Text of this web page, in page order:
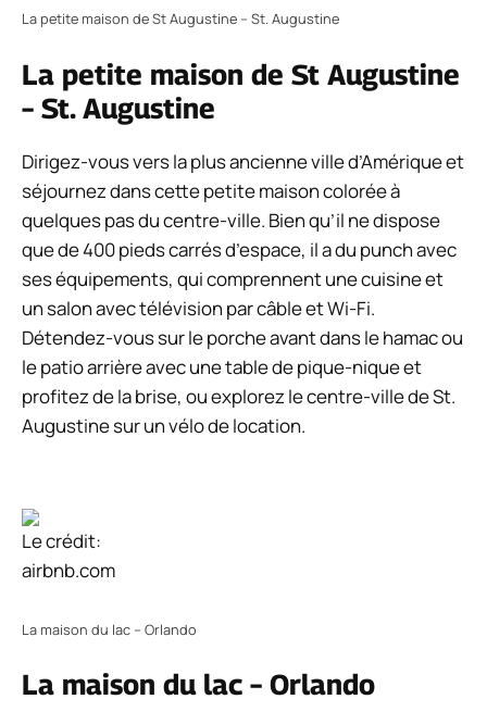
La petite maison de St Augustine – St. Augustine
La petite maison de St Augustine
– St. Augustine
Dirigez-vous vers la plus ancienne ville d’Amérique et
séjournez dans cette petite maison colorée à
quelques pas du centre-ville. Bien qu’il ne dispose
que de 400 pieds carrés d’espace, il a du punch avec
ses équipements, qui comprennent une cuisine et
un salon avec télévision par câble et Wi-Fi.
Détendez-vous sur le porche avant dans le hamac ou
le patio arrière avec une table de pique-nique et
profitez de la brise, ou explorez le centre-ville de St.
Augustine sur un vélo de location.
Le crédit:
airbnb.com
La maison du lac – Orlando
La maison du lac – Orlando